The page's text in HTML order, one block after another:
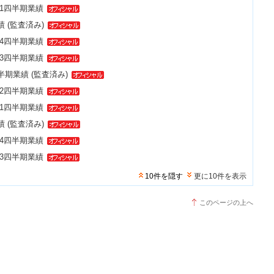
四半期業績
(監査済み)
四半期業績
四半期業績
期業績 (監査済み)
四半期業績
四半期業績
(監査済み)
四半期業績
四半期業績
10件を隠す 更に10件を表示
このページの上へ